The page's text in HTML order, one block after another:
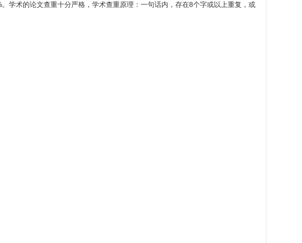
学术的论文查重十分严格，学术查重原理：一句话内，存在8个字或以上重复，或